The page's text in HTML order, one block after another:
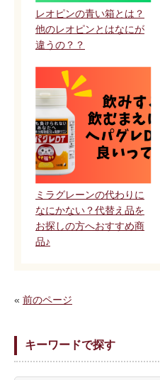
レオピンの青い箱とは？
他のレオピンとはなにが
違うの？？
ミラグレーンの代わりに
なにかない？代替え品を
お探しの方へおすすめ商
品♪
« 前のページ
キーワードで探す